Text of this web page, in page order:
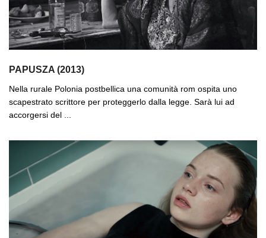
PAPUSZA (2013)
Nella rurale Polonia postbellica una comunità rom ospita uno
scapestrato scrittore per proteggerlo dalla legge. Sarà lui ad
accorgersi del ...